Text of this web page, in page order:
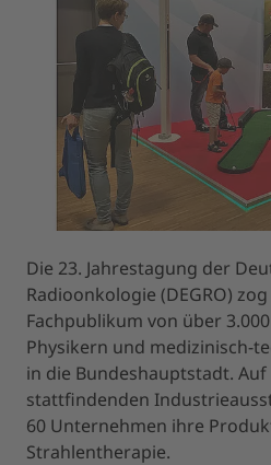
Die 23. Jahrestagung der
Radioonkologie (DEGRO)
Fachpublikum von über
Physikern und medizinisch-
in die Bundeshauptstadt.
stattfindenden
60 Unternehmen ihre
Strahlentherapie.